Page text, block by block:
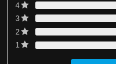
4
3
2
1